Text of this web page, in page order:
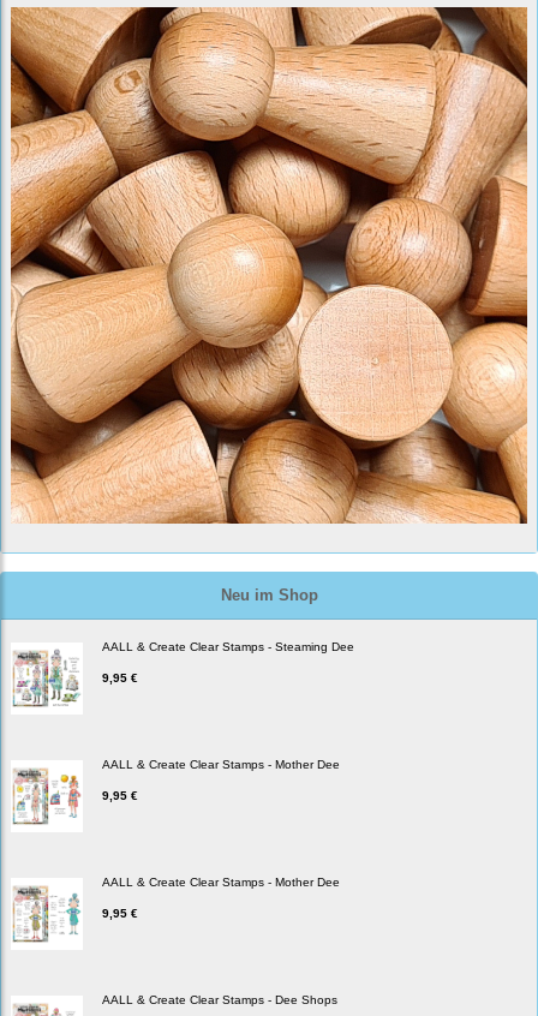
Neu im Shop
AALL & Create Clear Stamps - Steaming Dee
9,95 €
AALL & Create Clear Stamps - Mother Dee
9,95 €
AALL & Create Clear Stamps - Mother Dee
9,95 €
AALL & Create Clear Stamps - Dee Shops